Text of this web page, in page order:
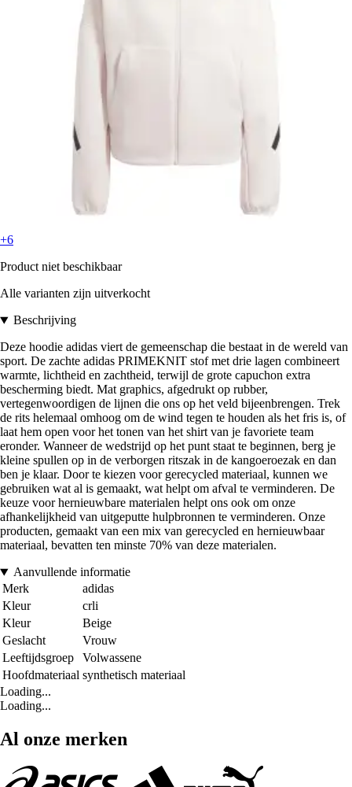
+6
Product niet beschikbaar
Alle varianten zijn uitverkocht
Beschrijving
Deze hoodie adidas viert de gemeenschap die bestaat in de wereld van
sport. De zachte adidas PRIMEKNIT stof met drie lagen combineert
warmte, lichtheid en zachtheid, terwijl de grote capuchon extra
bescherming biedt. Mat graphics, afgedrukt op rubber,
vertegenwoordigen de lijnen die ons op het veld bijeenbrengen. Trek
de rits helemaal omhoog om de wind tegen te houden als het fris is, of
laat hem open voor het tonen van het shirt van je favoriete team
eronder. Wanneer de wedstrijd op het punt staat te beginnen, berg je
kleine spullen op in de verborgen ritszak in de kangoeroezak en dan
ben je klaar. Door te kiezen voor gerecycled materiaal, kunnen we
gebruiken wat al is gemaakt, wat helpt om afval te verminderen. De
keuze voor hernieuwbare materialen helpt ons ook om onze
afhankelijkheid van uitgeputte hulpbronnen te verminderen. Onze
producten, gemaakt van een mix van gerecycled en hernieuwbaar
materiaal, bevatten ten minste 70% van deze materialen.
Aanvullende informatie
Merk
adidas
Kleur
crli
Kleur
Beige
Geslacht
Vrouw
Leeftijdsgroep
Volwassene
Hoofdmateriaal synthetisch materiaal
Loading...
Loading...
Al onze merken